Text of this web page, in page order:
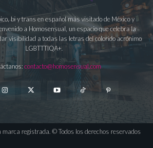
bi y trans en español más visitado de México y
a Homosensual, un espacio que celebra la
visibilidad a todas las letras del colorido acrónimo
LGBTTTIQA+.
contacto@homosensual.com
marca registrada. © Todos los derechos reservados